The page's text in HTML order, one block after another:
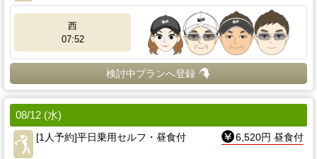
西
07:52
検討中プランへ登録
08/12 (水)
[1人予約]平日乗用セルフ・昼食付
6,520円 昼食付